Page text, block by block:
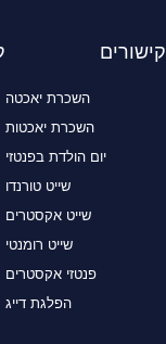
קישורים
השכרת יאכטה
השכרת יאכטות
יום הולדת בפנטזי
שייט טורנדו
שייט אקסטרים
שייט רומנטי
פנטזי אקסטרים
הפלגת דייג